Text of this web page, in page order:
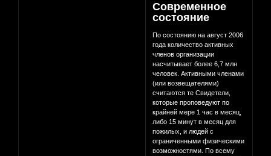
Современное
состояние
По состоянию на август 2006
года количество активных
членов организации
насчитывает более 6,7 млн
человек. Активными членами
(или возвещателями)
считаются те Свидетели,
которые проповедуют по
крайней мере 1 час в месяц,
либо 15 минут в месяц для
пожилых, и людей с
ограниченными физическими
возможностями. По всему